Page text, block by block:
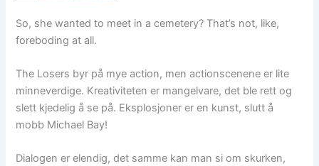
So, she wanted to meet in a cemetery? That’s not, like,
foreboding at all.
The Losers byr på mye action, men actionscenene er lite
minneverdige. Kreativiteten er mangelvare, det ble rett og
slett kjedelig å se på. Eksplosjoner er en kunst, slutt å
mobb Michael Bay!
Dialogen er elendig, det samme kan man si om skurken,